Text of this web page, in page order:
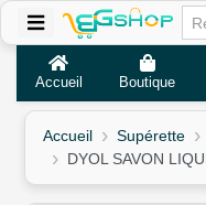
Accueil Boutique
Accueil Supérette
DYOL SAVON